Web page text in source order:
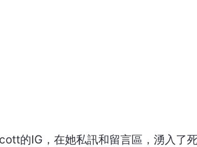
的IG，在她私訊和留言區，湧入了